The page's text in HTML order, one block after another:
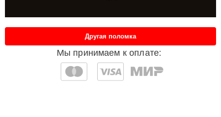
Мы принимаем к оплате:
Другая поломка